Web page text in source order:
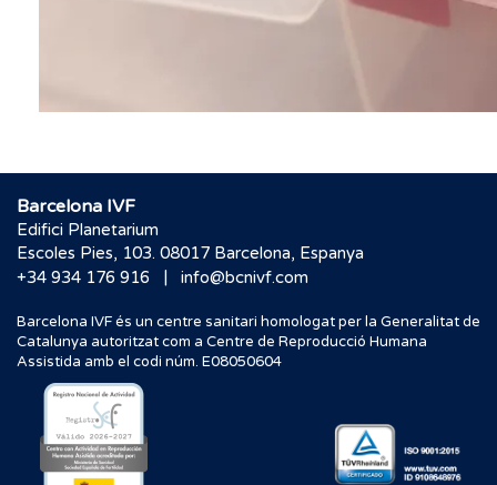
Barcelona IVF
Edifici Planetarium
Escoles Pies, 103. 08017 Barcelona, Espanya
+34 934 176 916
| info@bcnivf.com
Barcelona IVF és un centre sanitari homologat per la Generalitat de
Catalunya autoritzat com a Centre de Reproducció Humana
Assistida amb el codi núm. E08050604